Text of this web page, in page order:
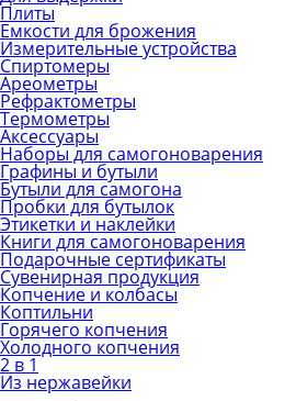
Плиты
Емкости для брожения
Измерительные устройства
Спиртомеры
Ареометры
Рефрактометры
Термометры
Аксессуары
Наборы для самогоноварения
Графины и бутыли
Бутыли для самогона
Пробки для бутылок
Этикетки и наклейки
Книги для самогоноварения
Подарочные сертификаты
Сувенирная продукция
Копчение и колбасы
Коптильни
Горячего копчения
Холодного копчения
2 в 1
Из нержавейки